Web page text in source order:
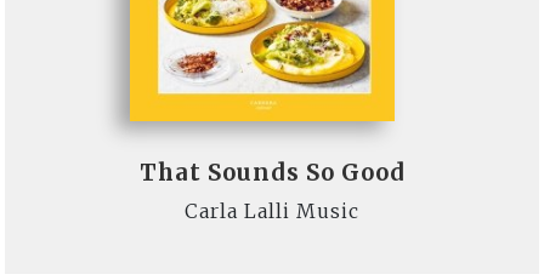
That Sounds So Good
Carla Lalli Music